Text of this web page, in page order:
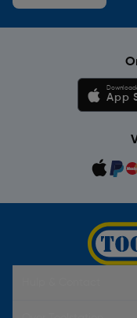
App